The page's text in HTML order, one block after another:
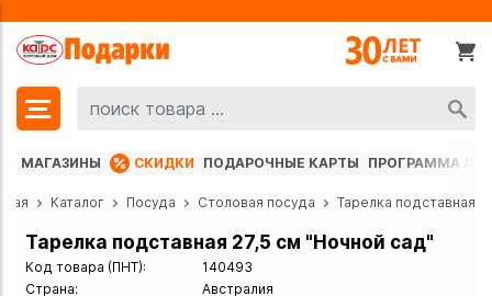
МАГАЗИНЫ СКИДКИ ПОДАРОЧНЫЕ КАРТЫ ПРОГРАММА
Каталог Посуда Столовая посуда Тарелка подставная
Тарелка подставная 27,5 см "Ночной сад"
Код товара (ПНТ):
140493
Страна:
Австралия